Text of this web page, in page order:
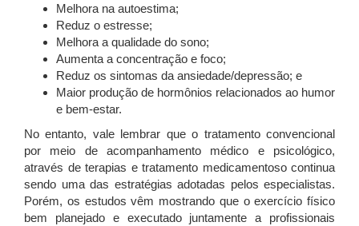
Melhora na autoestima;
Reduz o estresse;
Melhora a qualidade do sono;
Aumenta a concentração e foco;
Reduz os sintomas da ansiedade/depressão; e
Maior produção de hormônios relacionados ao humor
e bem-estar.
No entanto, vale lembrar que o tratamento convencional
por meio de acompanhamento médico e psicológico,
através de terapias e tratamento medicamentoso continua
sendo uma das estratégias adotadas pelos especialistas.
Porém, os estudos vêm mostrando que o exercício físico
bem planejado e executado juntamente a profissionais